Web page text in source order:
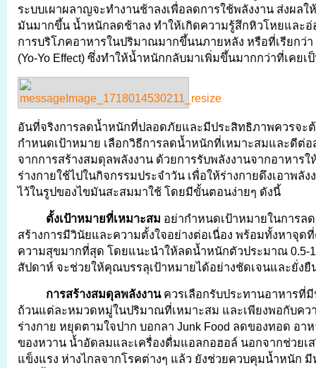
ระบบเผาผลาญจะทำงานช้าลงเพื่อลดการใช้พลังงาน ส่งผลใ
มันมากขึ้น น้ำหนักลดช้าลง ทำให้เกิดความรู้สึกหิวโหยและอ่
การบริโภคอาหารในปริมาณมากขึ้นนภายหลัง หรือที่เรียกว่า
(Yo-Yo Effect) ซึ่งทำให้น้ำหนักกลับมาเพิ่มขึ้นมากกว่าที่เคยเ
อันที่จริงการลดน้ำหนักที่ปลอดภัยและมีประสิทธิภาพควรจะ
กำหนดเป้าหมาย เลือกวิธีการลดน้ำหนักที่เหมาะสมและดีต่อ
จากการสร้างสมดุลพลังงาน ด้วยการรับพลังงานจากอาหาร
ร่างกายใช้ไปในกิจกรรมประจำวัน เพื่อให้ร่างกายดึงเอาพลั
ไว้ในรูปของไขมันสะสมมาใช้ โดยมีขั้นตอนง่ายๆ ดังนี้
ตั้งเป้าหมายที่เหมาะสม อย่ากำหนดเป้าหมายในการล
สร้างการมีวินัยและความตั้งใจอย่างต่อเนื่อง พร้อมทั้งหาจุด
ความสุขมากที่สุด โดยแนะนำให้ลดน้ำหนักตัวประมาณ 0.5-
สัปดาห์ จะช่วยให้คุณบรรลุเป้าหมายได้อย่างชัดเจนและยั่งยื
การสร้างสมดุลพลังงานควรเลือกรับประทานอาหารที่
ถ้วนแต่ละหมวดหมู่ในปริมาณที่เหมาะสม และเพียงพอกับคว
ร่างกาย หยุดตามใจปาก บอกลา Junk Food ลดของทอด อา
ของหวาน น้ำอัดลมและเครื่องดื่มแอลกอฮอล์ นอกจากช่วยเ
แข็งแรง ห่างไกลจากโรคต่างๆ แล้ว ยังช่วยควบคุมน้ำหนัก